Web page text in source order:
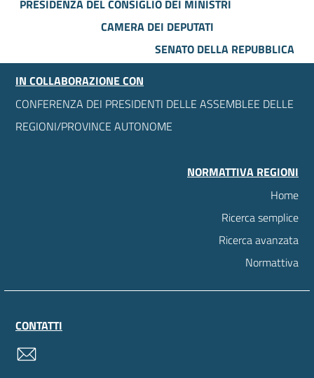
PRESIDENZA DEL CONSIGLIO DEI MINISTRI
CAMERA DEI DEPUTATI
SENATO DELLA REPUBBLICA
IN COLLABORAZIONE CON
CONFERENZA DEI PRESIDENTI DELLE ASSEMBLEE DELLE
REGIONI/PROVINCE AUTONOME
NORMATTIVA REGIONI
Home
Ricerca semplice
Ricerca avanzata
Normattiva
CONTATTI